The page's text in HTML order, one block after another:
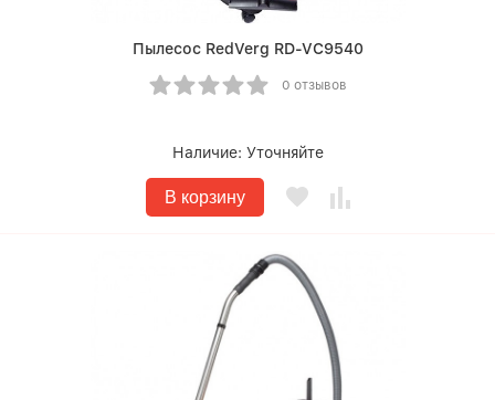
Пылесос RedVerg RD-VC9540
0 отзывов
Наличие: Уточняйте
В корзину